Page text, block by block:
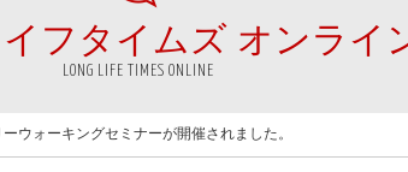
フタイムズ オンライ
LONG LIFE TIMES ONLINE
ウォーキングセミナーが開催されました。